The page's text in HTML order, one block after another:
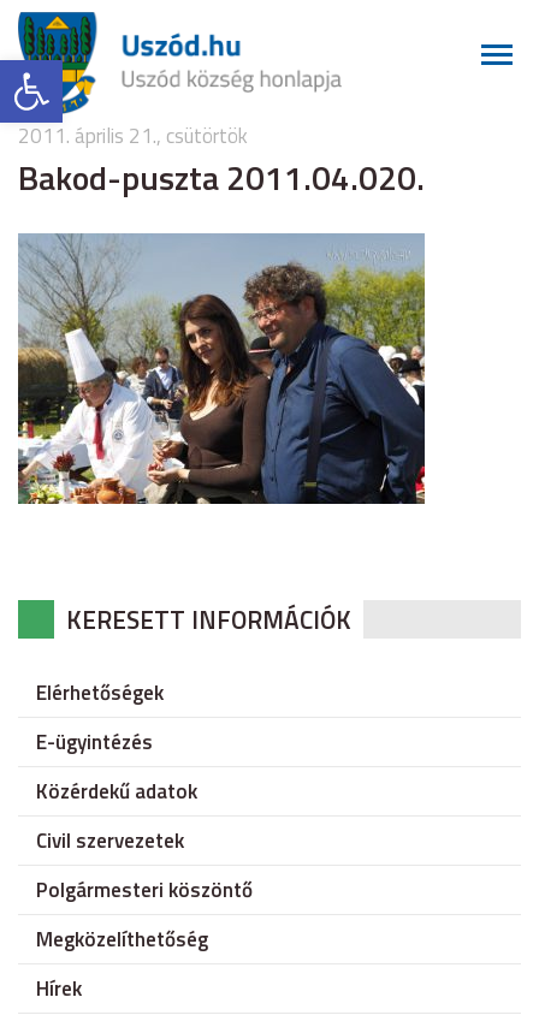
Eszköztár megnyitása
2011. április 21., csütörtök
Bakod-puszta 2011.04.020.
KERESETT INFORMÁCIÓK
Elérhetőségek
E-ügyintézés
Közérdekű adatok
Civil szervezetek
Polgármesteri köszöntő
Megközelíthetőség
Hírek